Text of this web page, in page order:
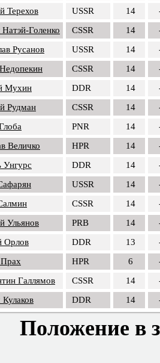
Терехов USSR 14
Голенко CSSR 14
Русанов USSR 14
CSSR 14
Мухин DDR 14
Рудман CSSR 14
PNR 14
Величко HPR 14
Унгурс DDR 14
USSR 14
CSSR 14
Ульянов PRB 14
Орлов DDR 13
HPR 6
Галлямов CSSR 14
DDR 14
Положение в